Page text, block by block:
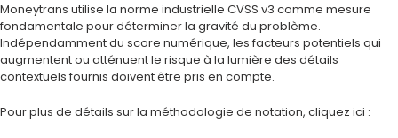
Moneytrans utilise la norme industrielle CVSS v3 comme mesure
fondamentale pour déterminer la gravité du problème.
Indépendamment du score numérique, les facteurs potentiels qui
augmentent ou atténuent le risque à la lumière des détails
contextuels fournis doivent être pris en compte.
Pour plus de détails sur la méthodologie de notation, cliquez ici :